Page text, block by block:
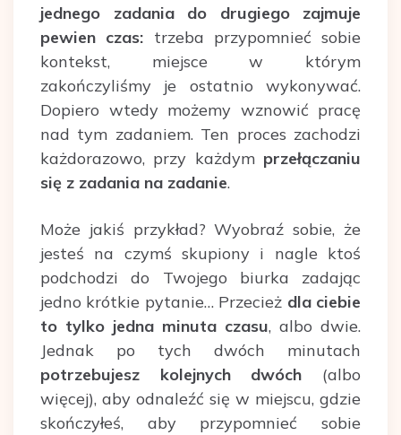
jednego zadania do drugiego zajmuje
pewien czas: trzeba przypomnieć sobie
kontekst, miejsce w którym
zakończyliśmy je ostatnio wykonywać.
Dopiero wtedy możemy wznowić pracę
nad tym zadaniem. Ten proces zachodzi
każdorazowo, przy każdym przełączaniu
się z zadania na zadanie.
Może jakiś przykład? Wyobraź sobie, że
jesteś na czymś skupiony i nagle ktoś
podchodzi do Twojego biurka zadając
jedno krótkie pytanie… Przecież dla ciebie
to tylko jedna minuta czasu, albo dwie.
Jednak po tych dwóch minutach
potrzebujesz kolejnych dwóch (albo
więcej), aby odnaleźć się w miejscu, gdzie
skończyłeś, aby przypomnieć sobie